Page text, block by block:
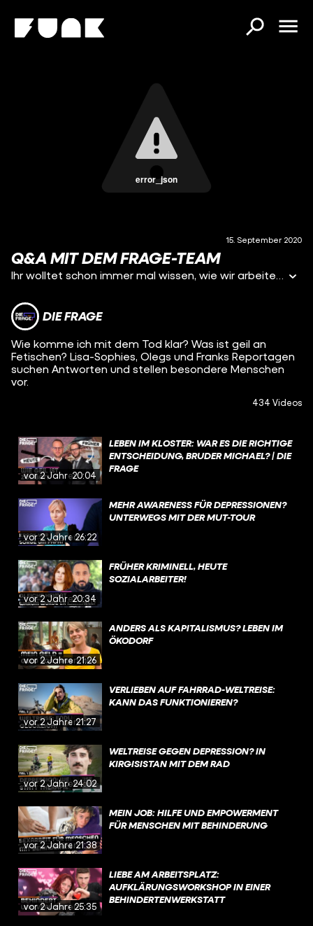
error_json
15. September 2020
Q&A MIT DEM FRAGE-TEAM
Ihr wolltet schon immer mal wissen, wie wir arbeiten und wer wir so sind? Dann könnt ihr es jetzt erfahren :-) Vor ein paar Wochen sind wir auf YouTube LIVE gegangen und ihr konntet uns all eure Fragen stellen. Hier der Zusammenschnitt mit den Antworten für euch!
DIE FRAGE
Wie komme ich mit dem Tod klar? Was ist geil an
Fetischen? Lisa-Sophies, Olegs und Franks Reportagen
suchen Antworten und stellen besondere Menschen
vor.
434 Videos
vor 2 Jahren20:04
LEBEN IM KLOSTER: WAR ES DIE RICHTIGE
ENTSCHEIDUNG, BRUDER MICHAEL? | DIE
FRAGE
vor 2 Jahren26:22
MEHR AWARENESS FÜR DEPRESSIONEN?
UNTERWEGS MIT DER MUT-TOUR
vor 2 Jahren20:34
FRÜHER KRIMINELL, HEUTE
SOZIALARBEITER!
vor 2 Jahren21:26
ANDERS ALS KAPITALISMUS? LEBEN IM
ÖKODORF
vor 2 Jahren21:27
VERLIEBEN AUF FAHRRAD-WELTREISE:
KANN DAS FUNKTIONIEREN?
vor 2 Jahren24:02
WELTREISE GEGEN DEPRESSION? IN
KIRGISISTAN MIT DEM RAD
vor 2 Jahren21:38
MEIN JOB: HILFE UND EMPOWERMENT
FÜR MENSCHEN MIT BEHINDERUNG
vor 2 Jahren25:35
LIEBE AM ARBEITSPLATZ:
AUFKLÄRUNGSWORKSHOP IN EINER
BEHINDERTENWERKSTATT